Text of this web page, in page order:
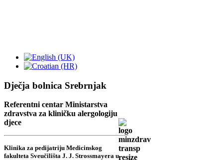
Dječja bolnica Srebrnjak
Referentni centar Ministarstva
zdravstva za kliničku alergologiju
djece
Klinika za pedijatriju Medicinskog
fakulteta Sveučilišta J. J. Strossmayera u